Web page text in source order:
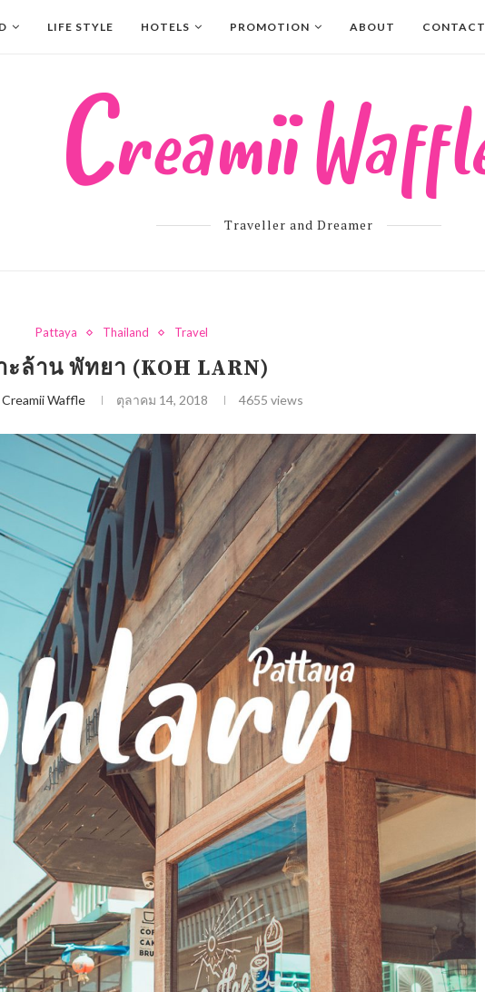
LIFE STYLE HOTELS PROMOTION ABOUT CONTACT
Traveller and Dreamer
Pattaya Thailand Travel
ะล้าน พัทยา (KOH LARN)
Creamii Waffle ตุลาคม 14, 2018 4655 views